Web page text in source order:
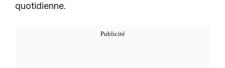
quotidienne.